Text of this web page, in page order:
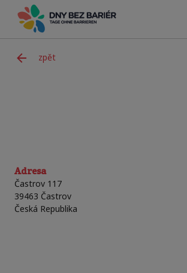
zpět
Adresa
Častrov 117
39463 Častrov
Česká Republika